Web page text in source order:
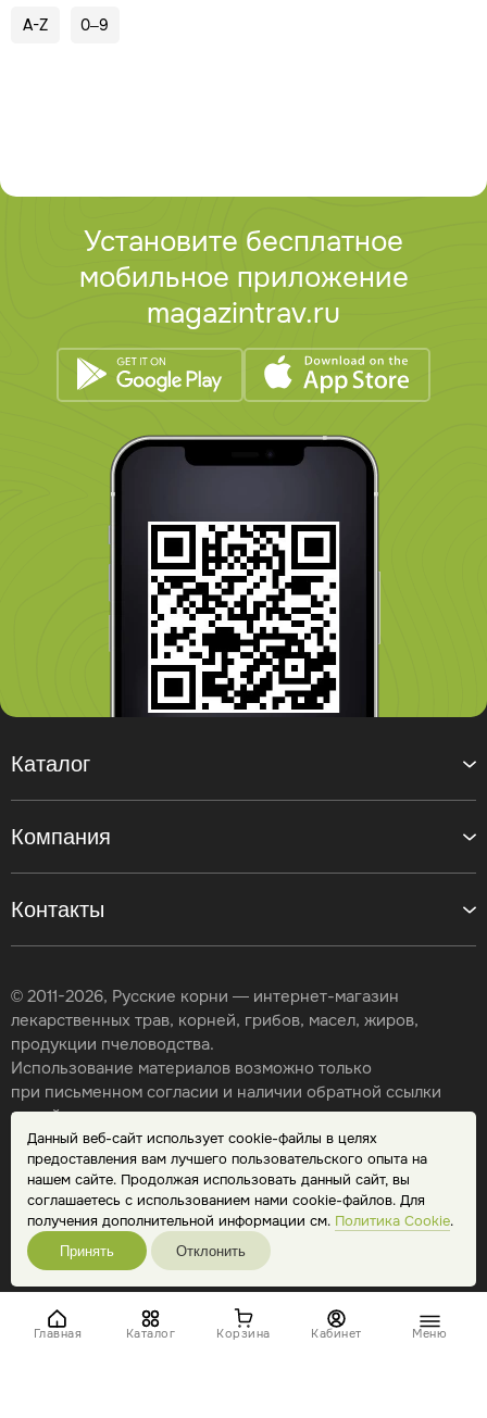
Данный веб-сайт использует cookie-файлы в целях
предоставления вам лучшего пользовательского опыта на
нашем сайте. Продолжая использовать данный сайт, вы
соглашаетесь с использованием нами cookie-файлов. Для
получения дополнительной информации см. Политика Cookie.
Принять Отклонить
Главная Каталог Корзина Кабинет Меню
A-Z 0–9
Установите бесплатное
мобильное приложение
magazintrav.ru
Контакты
Каталог
Компания
© 2011-2026, Русские корни — интернет-магазин
лекарственных трав, корней, грибов, масел, жиров,
продукции пчеловодства.
Использование материалов возможно только
при письменном согласии и наличии обратной ссылки
на сайт.
Карта сайта
Политика конфиденциальности
Публичная оферта
Обработка персональных данных